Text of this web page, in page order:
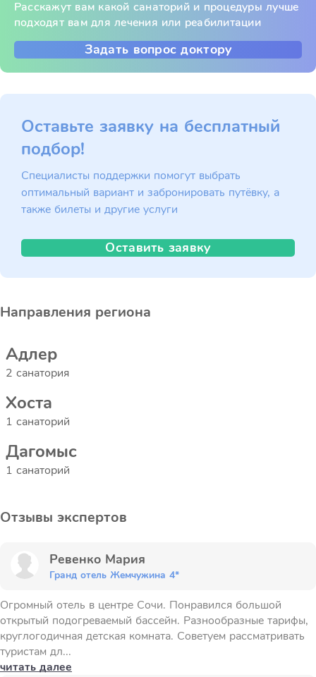
Расскажут вам какой санаторий и процедуры лучше
подходят вам для лечения или реабилитации
Задать вопрос доктору
Оставьте заявку на бесплатный
подбор!
Специалисты поддержки помогут выбрать
оптимальный вариант и забронировать путёвку, а
также билеты и другие услуги
Оставить заявку
Направления региона
Адлер
2 санатория
Хоста
1 санаторий
Дагомыс
1 санаторий
Отзывы экспертов
Ревенко Мария
Гранд отель Жемчужина 4*
Огромный отель в центре Сочи. Понравился большой
открытый подогреваемый бассейн. Разнообразные тарифы,
круглогодичная детская комната. Советуем рассматривать
туристам дл...
читать далее